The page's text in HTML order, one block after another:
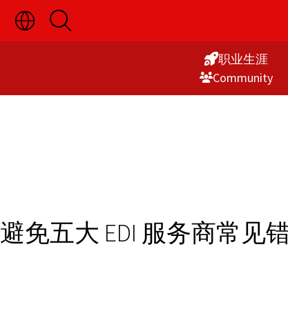
Skip
to
切
换
语
显
开
启
搜
职业生涯
Commu­nity
避免五大 EDI 服务商常见